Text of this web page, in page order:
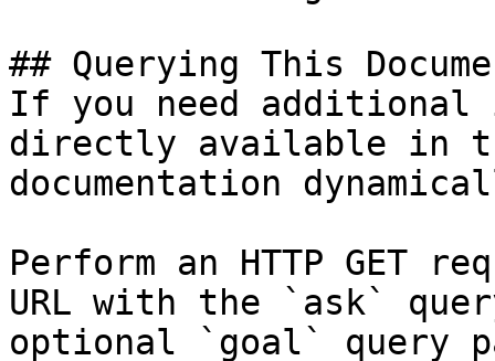
## Querying This
If you need
directly available in
documentation
Perform an HTTP GET
URL with the `ask`
optional `goal` query